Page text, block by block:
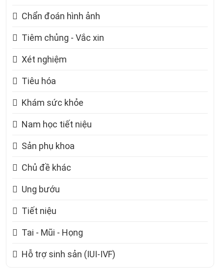
Chẩn đoán hình ảnh
Tiêm chủng - Vắc xin
Xét nghiệm
Tiêu hóa
Khám sức khỏe
Nam học tiết niệu
Sản phụ khoa
Chủ đề khác
Ung bướu
Tiết niệu
Tai - Mũi - Họng
Hỗ trợ sinh sản (IUI-IVF)